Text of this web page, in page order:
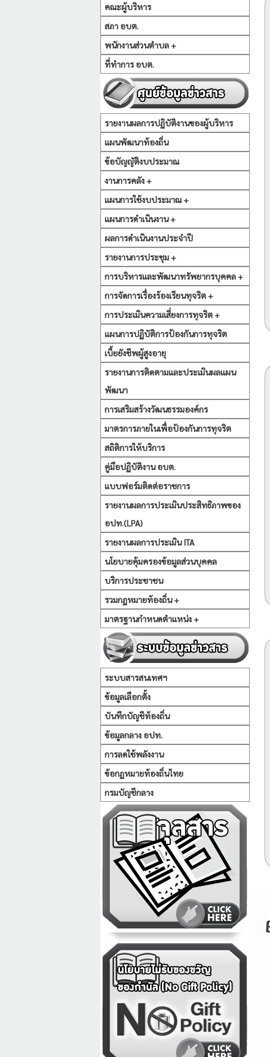
คณะผู้บริหาร
สภา อบต.
พนักงานส่วนตำบล +
ที่ทำการ อบต.
รายงานผลการปฏิบัติงานของผู้บริหาร
แผนพัฒนาท้องถิ่น
ข้อบัญญัติงบประมาณ
งานการคลัง +
แผนการใช้งบประมาณ +
แผนการดำเนินงาน +
ผลการดำเนินงานประจำปี
รายงานการประชุม +
การบริหารและพัฒนาทรัพยากรบุคคล +
การจัดการเรื่องร้องเรียนทุจริต +
การประเมินความเสี่ยงการทุจริต +
แผนการปฏิบัติการป้องกันการทุจริต
เบี้ยยังชีพผู้สูงอายุ
รายงานการติดตามและประเมินผลแผน
พัฒนา
การเสริมสร้างวัฒนธรรมองค์กร
มาตรการภายในเพื่อป้องกันการทุจริต
สถิติการให้บริการ
คู่มือปฏิบัติงาน อบต.
แบบฟอร์มติดต่อราชการ
รายงานผลการประเมินประสิทธิภาพของ
อปท.(LPA)
รายงานผลการประเมิน ITA
นโยบายคุ้มครองข้อมูลส่วนบุคคล
บริการประชาชน
รวมกฏหมายท้องถิ่น +
มาตรฐานกำหนดตำแหน่ง +
ระบบสารสนเทศฯ
ข้อมูลเลือกตั้ง
บันทึกบัญชีท้องถิ่น
ข้อมูลกลาง อปท.
การลดใช้พลังงาน
ข้อกฏหมายท้องถิ่นไทย
กรมบัญชีกลาง